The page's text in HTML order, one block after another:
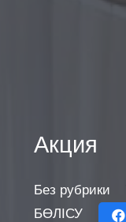
Акция
Без рубрики
БӨЛІСУ